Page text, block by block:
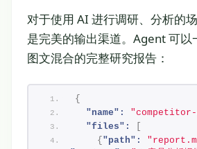
对于使用 AI 进行调研、分析的
是完美的输出渠道。Agent 可以
图文混合的完整研究报告：
{
"name":
"files":
{ "path":